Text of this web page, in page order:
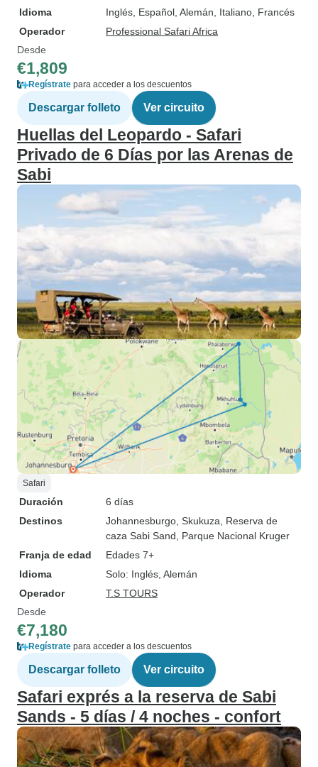
Idioma
Inglés, Español, Alemán, Italiano, Francés
Operador
Professional Safari Africa
Desde
€1,809
Regístrate para acceder a los descuentos
Descargar folleto Ver circuito
Huellas del Leopardo - Safari
Privado de 6 Días por las Arenas de
Sabi
Safari
Duración
6 días
Destinos
Johannesburgo , Skukuza , Reserva de
caza Sabi Sand , Parque Nacional Kruger
Franja de edad
Edades 7+
Idioma
Solo: Inglés, Alemán
Operador
T.S TOURS
Desde
€7,180
Regístrate para acceder a los descuentos
Descargar folleto Ver circuito
Safari exprés a la reserva de Sabi
Sands - 5 días / 4 noches - confort